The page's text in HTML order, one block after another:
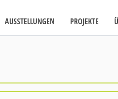
AUSSTELLUNGEN PROJEKTE